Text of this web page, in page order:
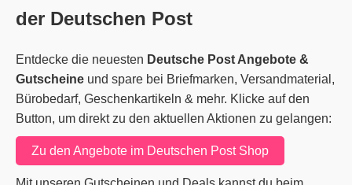
der Deutschen Post
Entdecke die neuesten Deutsche Post Angebote &
Gutscheine und spare bei Briefmarken, Versandmaterial,
Bürobedarf, Geschenkartikeln & mehr. Klicke auf den
Button, um direkt zu den aktuellen Aktionen zu gelangen:
Zu den Angebote im Deutschen Post Shop